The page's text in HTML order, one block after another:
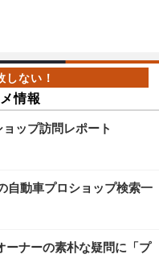
情報
ップ訪問レポート
動車プロショップ検索一
ーナーの素朴な疑問に「プ